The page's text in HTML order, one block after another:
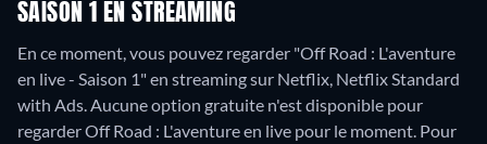
SAISON 1 EN STREAMING
En ce moment, vous pouvez regarder "Off Road : L'aventure
en live - Saison 1" en streaming sur Netflix, Netflix Standard
with Ads. Aucune option gratuite n'est disponible pour
regarder Off Road : L'aventure en live pour le moment. Pour